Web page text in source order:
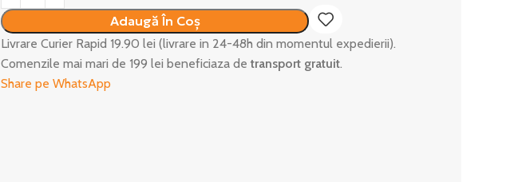
Adaugă În Coș
Livrare Curier Rapid 19.90 lei (livrare in 24-48h din momentul expedierii).
Comenzile mai mari de 199 lei beneficiaza detransport gratuit.
Share pe WhatsApp